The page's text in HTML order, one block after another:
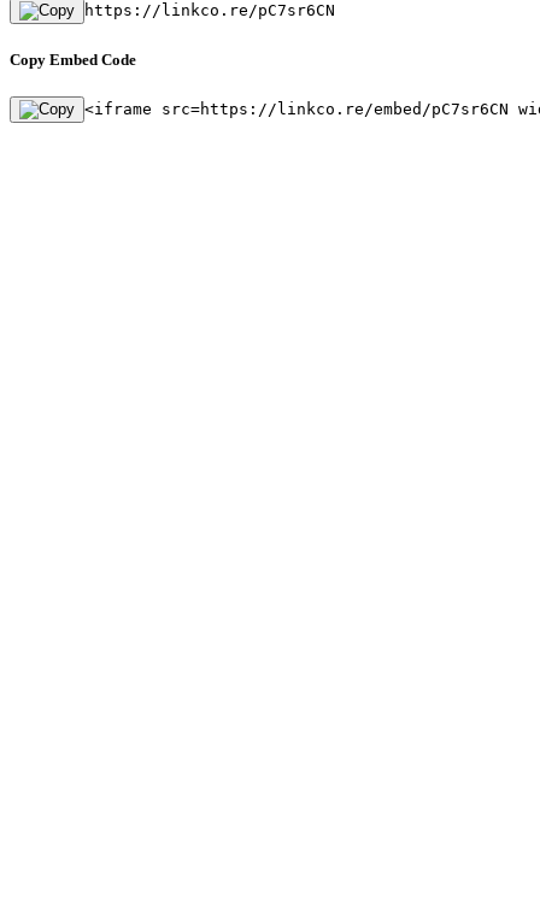
https://linkco.re/pC7sr6CN
Copy Embed Code
<iframe src=https://linkco.re/embed/pC7sr6CN